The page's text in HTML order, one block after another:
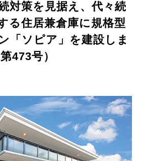
対策を見据え、代々続
る住居兼倉庫に規格型
「ソピア」を建設しま
473号）